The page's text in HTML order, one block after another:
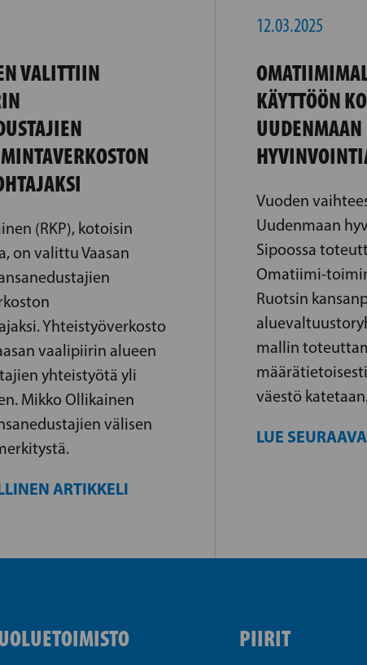
VALITTIIN
(RKP), kotoisin
on valittu Vaasan
Yhteistyöverkosto
vaalipiirin alueen
yhteistyötä yli
Mikko Ollikainen
välisen
ARTIKKELI
12.03.2025
KÄYTTÖÖN
UUDENMAAN
Vuoden
Uudenmaan
Sipoossa
Omatiimi-
Ruotsin
mallin
väestö
LUE
PIIRIT